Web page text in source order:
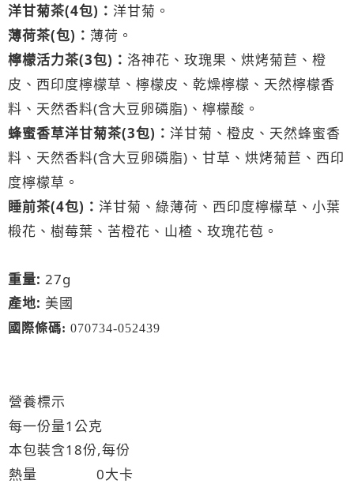
洋甘菊茶(4包) ： 洋甘菊。
薄荷茶(包) ： 薄荷。
檸檬活力茶(3包) ： 洛神花、玫瑰果、烘烤菊苣、橙
皮、西印度檸檬草、檸檬皮、乾燥檸檬、天然檸檬香
料、天然香料(含大豆卵磷脂) 、檸檬酸 。
蜂蜜香草洋甘菊茶(3包) ： 洋甘菊、橙皮、天然蜂蜜香
料、天然香料(含大豆卵磷脂) 、甘草、烘烤菊苣、西印
度檸檬草 。
睡前茶(4包) ： 洋甘菊、綠薄荷、西印度檸檬草、小葉
椴花、樹莓葉、苦橙花、山楂、玫瑰花苞 。
重量: 27g
產地: 美國
國際條碼: 070734-052439
營養標示
每一份量1公克
本包裝含18份,每份
熱量 0大卡